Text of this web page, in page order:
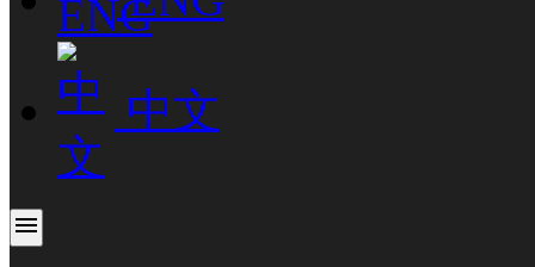
中文
menu